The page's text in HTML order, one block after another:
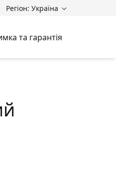
Регіон: Україна
та гарантія